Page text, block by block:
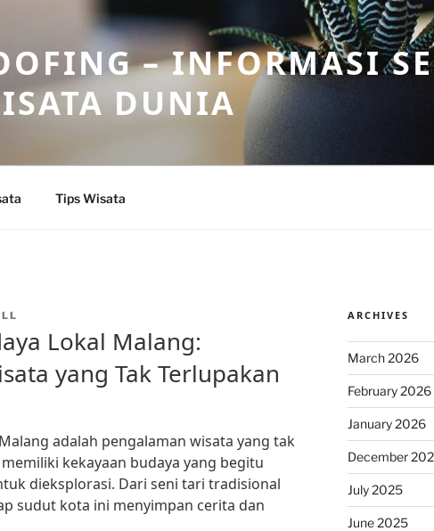
– INFORMASI
DUNIA
Tips Wisata
Lokal Malang:
yang Tak Terlupakan
adalah pengalaman wisata yang tak
kekayaan budaya yang begitu
dieksplorasi. Dari seni tari tradisional
sudut kota ini menyimpan cerita dan
ARCHIVES
March 2026
February 2026
January 2026
December
July 2025
June 2025